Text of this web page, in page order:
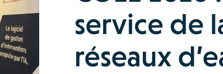
service de
réseaux